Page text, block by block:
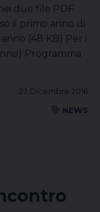
due file PDF
il primo anno di
(48 KB) Per i
Programma
23 Dicembre 2016
NEWS